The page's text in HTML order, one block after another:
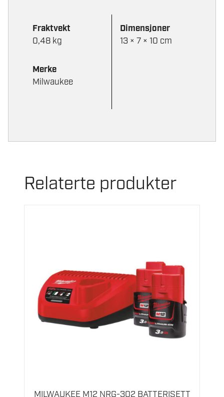
Fraktvekt
0,48 kg
Dimensjoner
13 × 7 × 10 cm
Merke
Milwaukee
Relaterte produkter
MILWAUKEE M12 NRG-302 BATTERISETT